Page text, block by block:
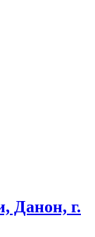
Данон, г.